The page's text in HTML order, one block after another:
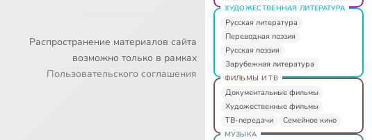
Распространение материалов сайта
возможно только в рамках
Пользовательского соглашения
ХУДОЖЕСТВЕННАЯ ЛИТЕРАТУРА
Русская литература
Переводная поэзия
Русская поэзия
Зарубежная литература
ФИЛЬМЫ И ТВ
Документальные фильмы
Художественные фильмы
ТВ-передачи
Семейное кино
МУЗЫКА